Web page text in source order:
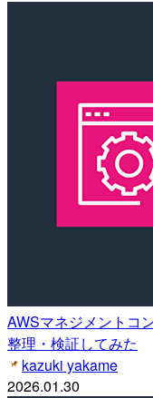
AWSマネジメントコ
整理・検証してみた
kazuki yakame
2026.01.30